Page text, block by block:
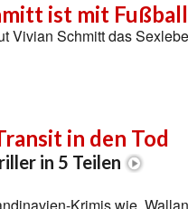
ist mit
Vivian Schmitt das
in den Tod
in 5 Teilen